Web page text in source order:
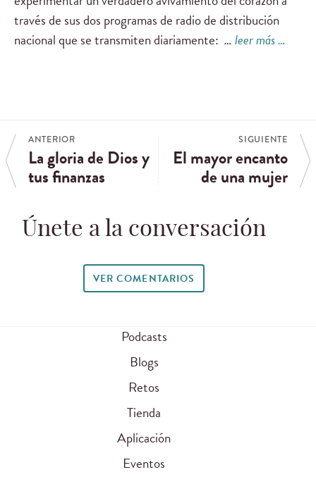
través de sus dos programas de radio de distribución
nacional que se transmiten diariamente: …leer más …
ANTERIOR
La gloria de Dios y
tus finanzas
SIGUIENTE
El mayor encanto
de una mujer
Únete a la conversación
VER COMENTARIOS
Podcasts
Blogs
Retos
Tienda
Aplicación
Eventos